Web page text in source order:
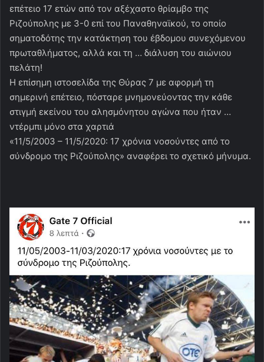
επέτειο 17 ετών από τον αξέχαστο θρίαμβο της
Ριζούπολης με 3-0 επί του Παναθηναϊκού, το οποίο
σηματοδότης την κατάκτηση του έβδομου συνεχόμενου
πρωταθλήματος, αλλά και τη … διάλυση του αιώνιου
πελάτη!
Η επίσημη ιστοσελίδα της Θύρας 7 με αφορμή τη
σημερινή επέτειο, πόσταρε μνημονεύοντας την κάθε
στιγμή εκείνου του αλησμόνητου αγώνα που ήταν …
ντέρμπι μόνο στα χαρτιά
«11/5/2003 – 11/5/2020: 17 χρόνια νοσούντες από το
σύνδρομο της Ριζούπολης» αναφέρει το σχετικό μήνυμα.